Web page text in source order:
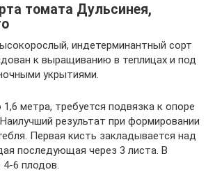
томата Дульсинея,
индетерминантный сорт
к выращиванию в теплицах и под
укрытиями.
метра, требуется подвязка к опоре
результат при формировании
Первая кисть закладывается над
последующая через 3 листа. В
6 плодов.